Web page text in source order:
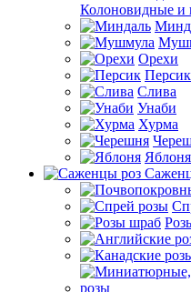
Колоновидные и
Орехи
Персик
Слива
Унаби
Хурма
Яблоня